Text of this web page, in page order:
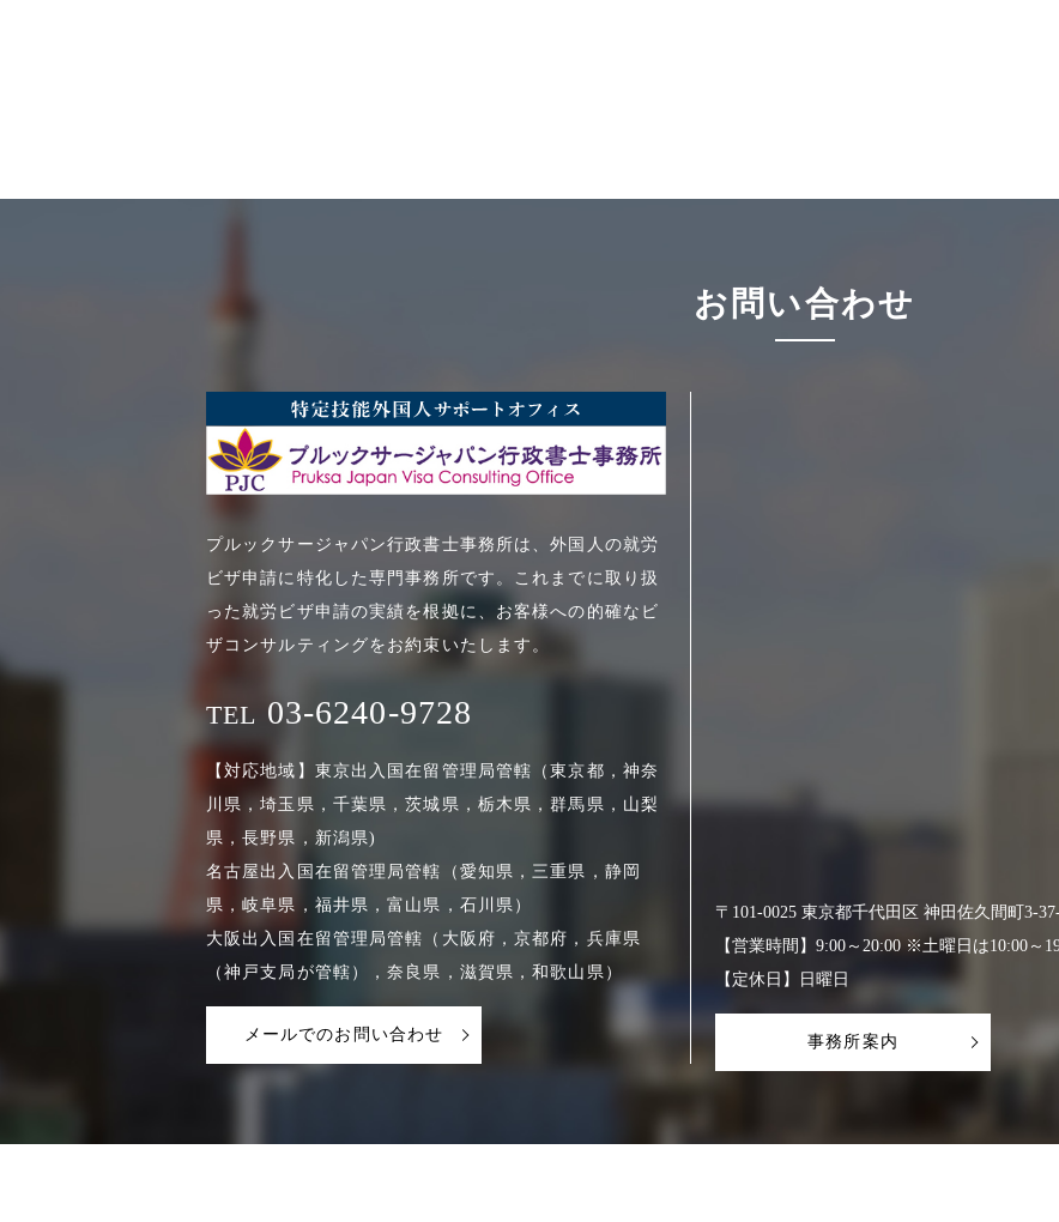
お問い合わせ
プルックサージャパン行政書士事務所は、外国人の就労
ビザ申請に特化した専門事務所です。これまでに取り扱
った就労ビザ申請の実績を根拠に、お客様への的確なビ
ザコンサルティングをお約束いたします。
TEL 03-6240-9728
【対応地域】東京出入国在留管理局管轄（東京都，神奈
川県，埼玉県，千葉県，茨城県，栃木県，群馬県，山梨
県，長野県，新潟県)
名古屋出入国在留管理局管轄（愛知県，三重県，静岡
県，岐阜県，福井県，富山県，石川県）
大阪出入国在留管理局管轄（大阪府，京都府，兵庫県
（神戸支局が管轄），奈良県，滋賀県，和歌山県）
メールでのお問い合わせ
〒101-0025 東京都千代田区 神田佐久間町3-
【営業時間】9:00～20:00 ※土曜日は10:00～
【定休日】日曜日
事務所案内